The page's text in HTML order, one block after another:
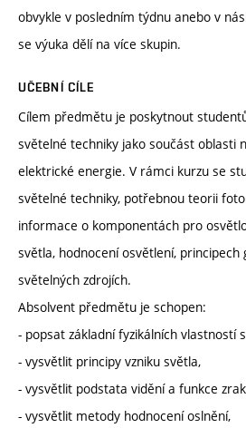
obvykle v posledním týdnu anebo v
se výuka dělí na více skupin.
UČEBNÍ CÍLE
Cílem předmětu je poskytnout
světelné techniky jako součást oblasti
elektrické energie. V rámci kurzu se
světelné techniky, potřebnou teorii
informace o komponentách pro
světla, hodnocení osvětlení, principech
světelných zdrojích.
Absolvent předmětu je schopen:
- popsat základní fyzikálních vlastností
- vysvětlit principy vzniku světla,
- vysvětlit podstata vidění a funkce
- vysvětlit metody hodnocení oslnění,